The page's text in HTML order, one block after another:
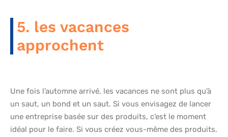
5. les vacances
approchent
Une fois l’automne arrivé, les vacances ne sont plus qu’à
un saut, un bond et un saut. Si vous envisagez de lancer
une entreprise basée sur des produits, c’est le moment
idéal pour le faire. Si vous créez vous-même des produits,